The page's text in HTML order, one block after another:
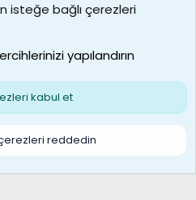
S
isteğe bağlı çerezleri
yapılandırın
kabul et
reddedin